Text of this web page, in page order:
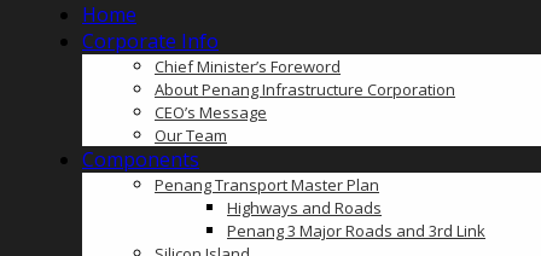
Home
Corporate Info
Chief Minister’s Foreword
About Penang Infrastructure Corporation
CEO’s Message
Our Team
Components
Penang Transport Master Plan
Highways and Roads
Penang 3 Major Roads and 3rd Link